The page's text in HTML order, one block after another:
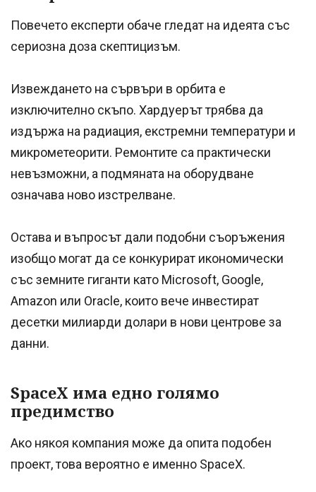
Повечето експерти обаче гледат на идеята със
сериозна доза скептицизъм.
Извеждането на сървъри в орбита е
изключително скъпо. Хардуерът трябва да
издържа на радиация, екстремни температури и
микрометеорити. Ремонтите са практически
невъзможни, а подмяната на оборудване
означава ново изстрелване.
Остава и въпросът дали подобни съоръжения
изобщо могат да се конкурират икономически
със земните гиганти като Microsoft, Google,
Amazon или Oracle, които вече инвестират
десетки милиарди долари в нови центрове за
данни.
SpaceX има едно голямо
предимство
Ако някоя компания може да опита подобен
проект, това вероятно е именно SpaceX.